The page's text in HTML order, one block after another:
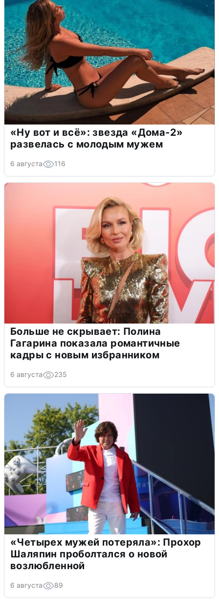
«Ну вот и всё»: звезда «Дома-2»
развелась с молодым мужем
6 августа 116
Больше не скрывает: Полина
Гагарина показала романтичные
кадры с новым избранником
6 августа 235
«Четырех мужей потеряла»: Прохор
Шаляпин проболтался о новой
возлюбленной
6 августа 89